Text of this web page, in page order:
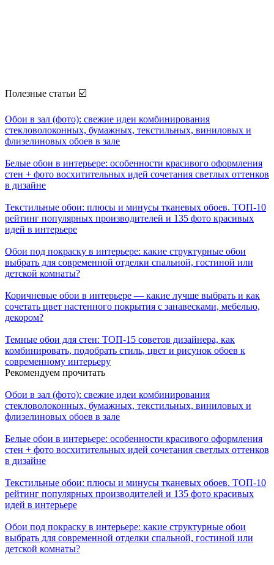
Полезные статьи ☑️
Обои в зал (фото): свежие идеи комбинирования
стекловолоконных, бумажных, текстильных, виниловых и
флизелиновых обоев в зале
Белые обои в интерьере: особенности красивого оформления
стен + фото восхитительных идей сочетания светлых оттенков
в дизайне
Текстильные обои: плюсы и минусы тканевых обоев. ТОП-10
рейтинг популярных производителей и 135 фото красивых
идей в интерьере
Обои под покраску в интерьере: какие структурные обои
выбрать для современной отделки спальной, гостиной или
детской комнаты?
Коричневые обои в интерьере — какие лучше выбрать и как
сочетать цвет настенного покрытия с занавесками, мебелью,
декором?
Темные обои для стен: ТОП-15 советов дизайнера, как
комбинировать, подобрать стиль, цвет и рисунок обоев к
современному интерьеру
Рекомендуем прочитать
Обои в зал (фото): свежие идеи комбинирования
стекловолоконных, бумажных, текстильных, виниловых и
флизелиновых обоев в зале
Белые обои в интерьере: особенности красивого оформления
стен + фото восхитительных идей сочетания светлых оттенков
в дизайне
Текстильные обои: плюсы и минусы тканевых обоев. ТОП-10
рейтинг популярных производителей и 135 фото красивых
идей в интерьере
Обои под покраску в интерьере: какие структурные обои
выбрать для современной отделки спальной, гостиной или
детской комнаты?